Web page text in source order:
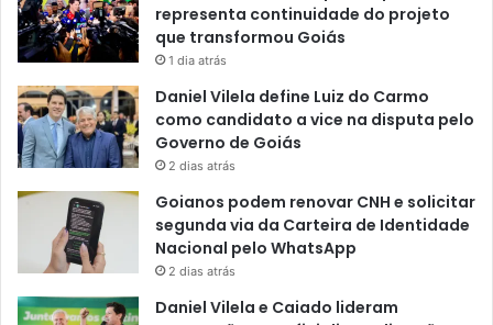
representa continuidade do projeto
que transformou Goiás
1 dia atrás
Daniel Vilela define Luiz do Carmo
como candidato a vice na disputa pelo
Governo de Goiás
2 dias atrás
Goianos podem renovar CNH e solicitar
segunda via da Carteira de Identidade
Nacional pelo WhatsApp
2 dias atrás
Daniel Vilela e Caiado lideram